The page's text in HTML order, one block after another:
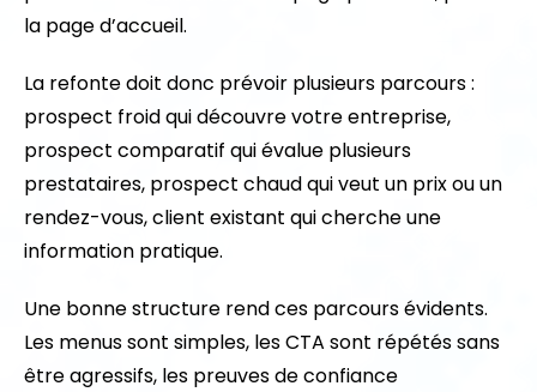
la page d’accueil.
La refonte doit donc prévoir plusieurs parcours :
prospect froid qui découvre votre entreprise,
prospect comparatif qui évalue plusieurs
prestataires, prospect chaud qui veut un prix ou un
rendez-vous, client existant qui cherche une
information pratique.
Une bonne structure rend ces parcours évidents.
Les menus sont simples, les CTA sont répétés sans
être agressifs, les preuves de confiance